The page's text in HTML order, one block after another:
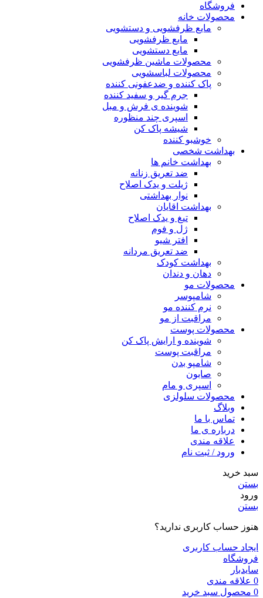
فروشگاه
محصولات خانه
مایع ظرفشویی و دستشویی
مایع ظرفشویی
مایع دستشویی
محصولات ماشین ظرفشویی
محصولات لباسشویی
پاک کننده و ضدعفونی کننده
جرم گیر و سفید کننده
شوینده ی فرش و مبل
اسپری چند منظوره
شیشه پاک کن
خوشبو کننده
بهداشت شخصی
بهداشت خانم ها
ضد تعریق زنانه
ژیلت و یدک اصلاح
نوار بهداشتی
بهداشت اقایان
تیغ و یدک اصلاح
ژل و فوم
افتر شیو
ضد تعریق مردانه
بهداشت کودک
دهان و دندان
محصولات مو
شامپوسر
نرم کننده مو
مراقبت از مو
محصولات پوست
شوینده و ارایش پاک کن
مراقبت پوست
شامپو بدن
صابون
اسپری و مام
محصولات سلولزی
وبلاگ
تماس با ما
درباره ی ما
علاقه مندی
ورود / ثبت نام
سبد خرید
بستن
ورود
بستن
هنوز حساب کاربری ندارید؟
ایجاد حساب کاربری
فروشگاه
سایدبار
0 علاقه مندی
0 محصول سبد خرید